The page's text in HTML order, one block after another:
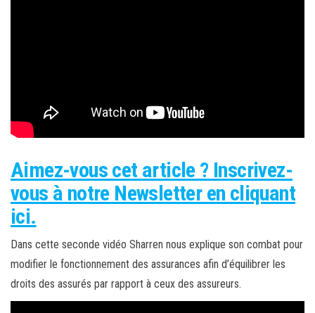
Aimez-vous cet article ? Inscrivez-
vous à notre Newsletter en cliquant
ici.
Dans cette seconde vidéo Sharren nous explique son combat pour
modifier le fonctionnement des assurances afin d’équilibrer les
droits des assurés par rapport à ceux des assureurs.